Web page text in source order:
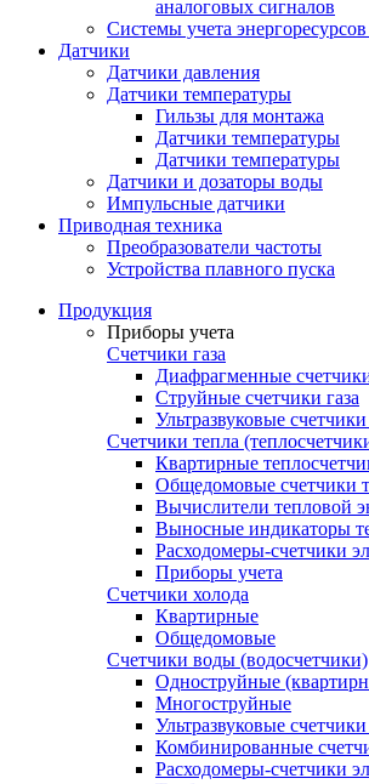
аналоговых сигналов
Системы учета
Датчики
Датчики давления
Датчики температуры
Гильзы для монтажа
Датчики температуры
Датчики температуры
Датчики и дозаторы воды
Импульсные датчики
Приводная техника
Преобразователи частоты
Устройства плавного пуска
Продукция
Приборы учета
Счетчики газа
Диафрагменные
Струйные счетчики газа
Ультразвуковые счетчики
Счетчики тепла
Квартирные
Общедомовые счетчики
Вычислители тепловой
Выносные индикаторы
Расходомеры-счетчики
Приборы учета
Счетчики холода
Квартирные
Общедомовые
Счетчики воды (водосчетчики)
Одноструйные
Многоструйные
Ультразвуковые
Комбинированные
Расходомеры-счетчики